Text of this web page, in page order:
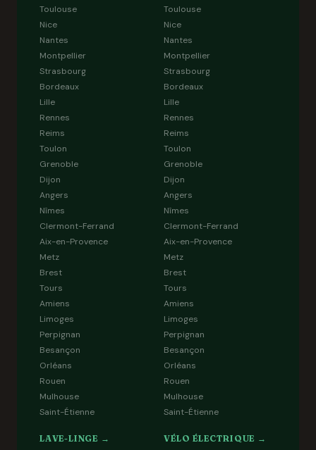
Toulouse
Nice
Nantes
Montpellier
Strasbourg
Bordeaux
Lille
Rennes
Reims
Toulon
Grenoble
Dijon
Angers
Nîmes
Clermont-Ferrand
Aix-en-Provence
Metz
Brest
Tours
Amiens
Limoges
Perpignan
Besançon
Orléans
Rouen
Mulhouse
Saint-Étienne
Toulouse
Nice
Nantes
Montpellier
Strasbourg
Bordeaux
Lille
Rennes
Reims
Toulon
Grenoble
Dijon
Angers
Nîmes
Clermont-Ferrand
Aix-en-Provence
Metz
Brest
Tours
Amiens
Limoges
Perpignan
Besançon
Orléans
Rouen
Mulhouse
Saint-Étienne
LAVE-LINGE → VÉLO ÉLECTRIQUE →